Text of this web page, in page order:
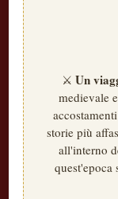
⚔️ Un
medievale
storie più
all'interno